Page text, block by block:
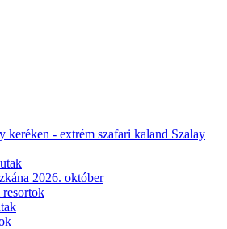
keréken - extrém szafari kaland Szalay
2026. október
resortok